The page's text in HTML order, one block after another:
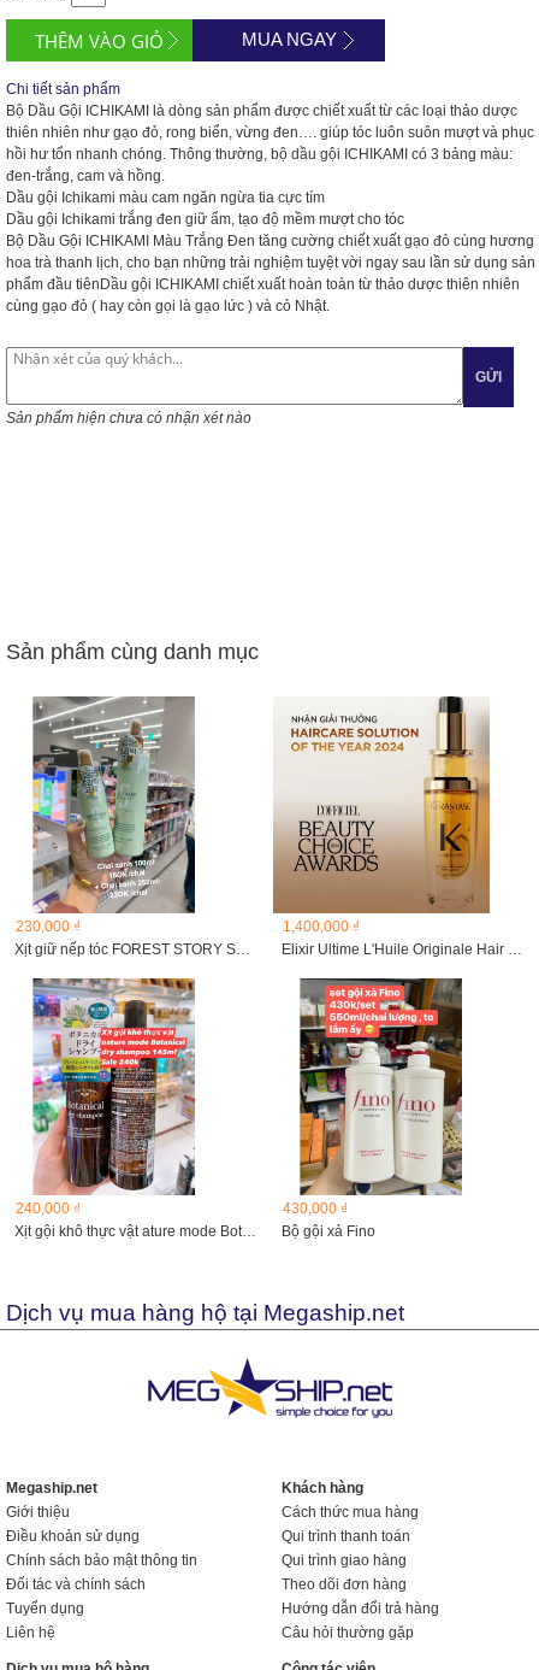
MUA NGAY
Chi tiết sản phẩm
Bộ Dầu Gội ICHIKAMI là dòng sản phẩm được chiết xuất từ các loại thảo dược
thiên nhiên như gạo đỏ, rong biển, vừng đen…. giúp tóc luôn suôn mượt và phục
hồi hư tổn nhanh chóng. Thông thường, bộ dầu gội ICHIKAMI có 3 bảng màu:
đen-trắng, cam và hồng.
Dầu gội Ichikami màu cam ngăn ngừa tia cực tím
Dầu gội Ichikami trắng đen giữ ẩm, tạo độ mềm mượt cho tóc
Bộ Dầu Gội ICHIKAMI Màu Trắng Đen tăng cường chiết xuất gạo đỏ cùng hương
hoa trà thanh lịch, cho bạn những trải nghiệm tuyệt vời ngay sau lần sử dụng sản
phẩm đầu tiênDầu gội ICHIKAMI chiết xuất hoàn toàn từ thảo dược thiên nhiên
cùng gạo đỏ ( hay còn gọi là gạo lức ) và cỏ Nhật.
GỬI
Sản phẩm hiện chưa có nhận xét nào
Sản phẩm cùng danh mục
230,000 ₫
Xịt giữ nếp tóc FOREST STORY SUPER HARD WATER SPRAY 252ml
1,400,000 ₫
Elixir Ultime L'Huile Originale Hair Oil 75ml
240,000 ₫
Xịt gội khô thực vật ature mode Botanical dry shampoo 145ml
430,000 ₫
Bộ gội xả Fino
Dịch vụ mua hàng hộ tại Megaship.net
Megaship.net
Giới thiệu
Điều khoản sử dụng
Chính sách bảo mật thông tin
Đối tác và chính sách
Tuyển dụng
Liên hệ
Khách hàng
Cách thức mua hàng
Qui trình thanh toán
Qui trình giao hàng
Theo dõi đơn hàng
Hướng dẫn đổi trả hàng
Câu hỏi thường gặp